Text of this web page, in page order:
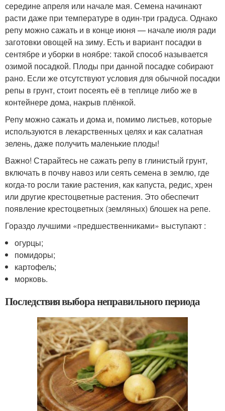
середине апреля или начале мая. Семена начинают
расти даже при температуре в один-три градуса. Однако
репу можно сажать и в конце июня — начале июля ради
заготовки овощей на зиму. Есть и вариант посадки в
сентябре и уборки в ноябре: такой способ называется
озимой посадкой. Плоды при данной посадке собирают
рано. Если же отсутствуют условия для обычной посадки
репы в грунт, стоит посеять её в теплице либо же в
контейнере дома, накрыв плёнкой.
Репу можно сажать и дома и, помимо листьев, которые
используются в лекарственных целях и как салатная
зелень, даже получить маленькие плоды!
Важно! Старайтесь не сажать репу в глинистый грунт,
включать в почву навоз или сеять семена в землю, где
когда-то росли такие растения, как капуста, редис, хрен
или другие крестоцветные растения. Это обеспечит
появление крестоцветных (земляных) блошек на репе.
Гораздо лучшими «предшественниками» выступают :
огурцы;
помидоры;
картофель;
морковь.
Последствия выбора неправильного периода